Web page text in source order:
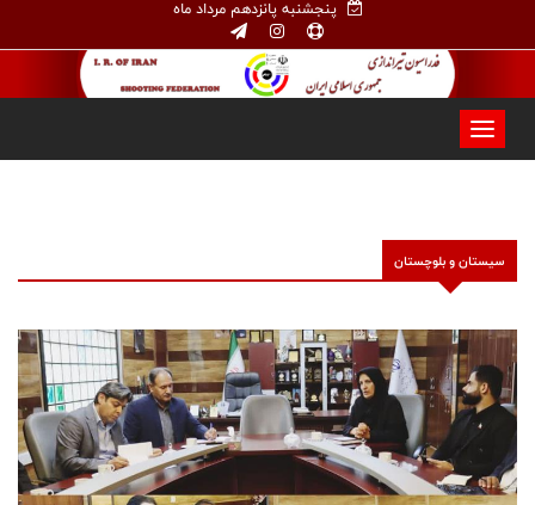
پنجشنبه پانزدهم مرداد ماه
سيستان و بلوچستان